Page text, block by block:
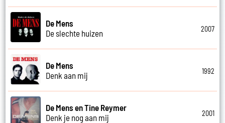
De Mens
De slechte huizen
2007
De Mens
Denk aan mij
1992
De Mens en Tine Reymer
Denk je nog aan mij
2001